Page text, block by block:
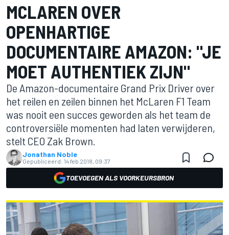
MCLAREN OVER
OPENHARTIGE
DOCUMENTAIRE AMAZON: "JE
MOET AUTHENTIEK ZIJN"
De Amazon-documentaire Grand Prix Driver over
het reilen en zeilen binnen het McLaren F1 Team
was nooit een succes geworden als het team de
controversiële momenten had laten verwijderen,
stelt CEO Zak Brown.
Jonathan Noble
Gepubliceerd: 14 feb 2018, 09:37
TOEVOEGEN ALS VOORKEURSBRON